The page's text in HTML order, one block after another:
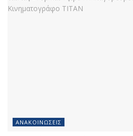
ΑΝΑΚΟΙΝΏΣΕΙΣ